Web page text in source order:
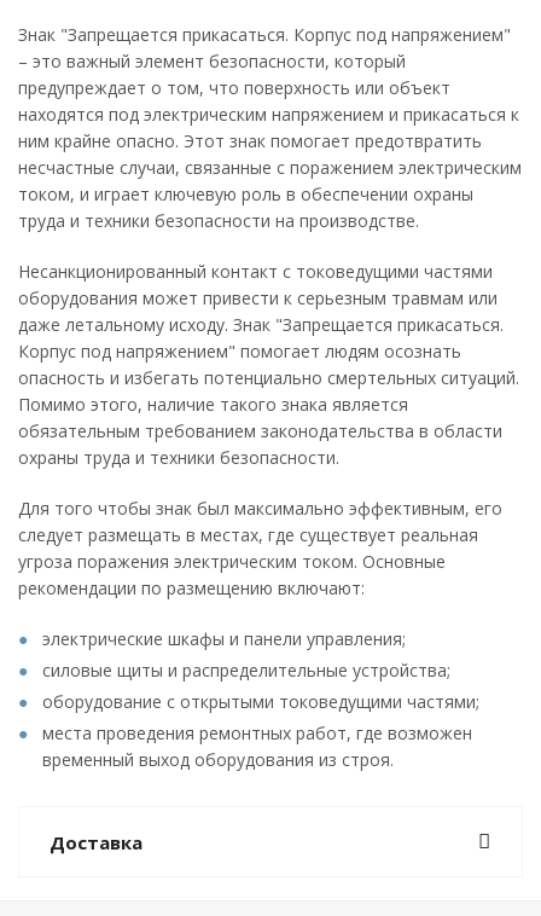
Знак "Запрещается прикасаться. Корпус под напряжением"
– это важный элемент безопасности, который
предупреждает о том, что поверхность или объект
находятся под электрическим напряжением и прикасаться к
ним крайне опасно. Этот знак помогает предотвратить
несчастные случаи, связанные с поражением электрическим
током, и играет ключевую роль в обеспечении охраны
труда и техники безопасности на производстве.
Несанкционированный контакт с токоведущими частями
оборудования может привести к серьезным травмам или
даже летальному исходу. Знак "Запрещается прикасаться.
Корпус под напряжением" помогает людям осознать
опасность и избегать потенциально смертельных ситуаций.
Помимо этого, наличие такого знака является
обязательным требованием законодательства в области
охраны труда и техники безопасности.
Для того чтобы знак был максимально эффективным, его
следует размещать в местах, где существует реальная
угроза поражения электрическим током. Основные
рекомендации по размещению включают:
электрические шкафы и панели управления;
силовые щиты и распределительные устройства;
оборудование с открытыми токоведущими частями;
места проведения ремонтных работ, где возможен
временный выход оборудования из строя.
Доставка